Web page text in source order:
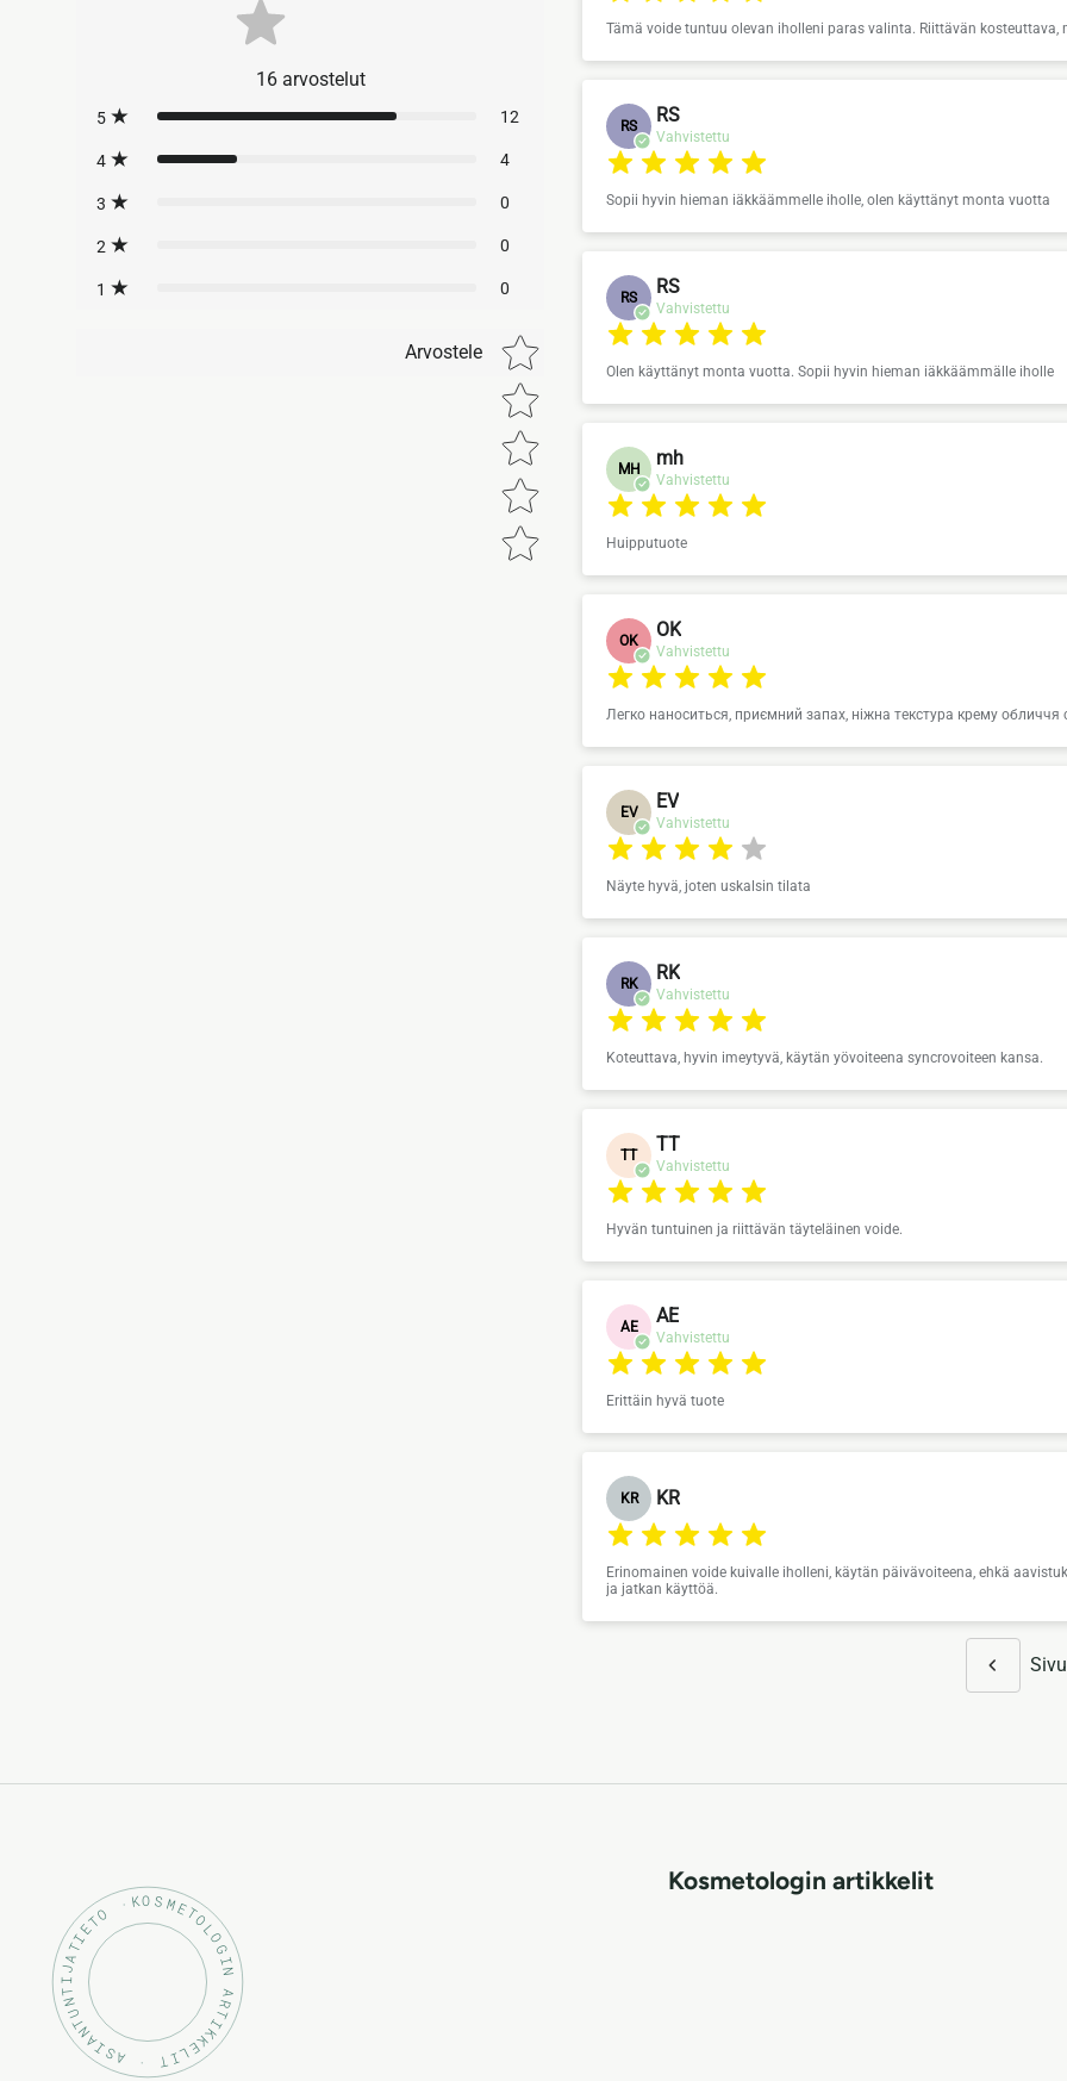
16 arvostelut
5 12
4 4
3 0
2 0
1 0
Arvostele Star rating
Tämä voide tuntuu olevan iholleni paras valinta. Riittävän kosteuttava,
RS RS
Vahvistettu
Sopii hyvin hieman iäkkäämmelle iholle, olen käyttänyt monta vuotta
RS RS
Vahvistettu
Olen käyttänyt monta vuotta. Sopii hyvin hieman iäkkäämmälle iholle
MH mh
Vahvistettu
Huipputuote
OK OK
Vahvistettu
Легко наноситься, приємний запах, ніжна текстура крему обличчя
EV EV
Vahvistettu
Näyte hyvä, joten uskalsin tilata
RK RK
Vahvistettu
Koteuttava, hyvin imeytyvä, käytän yövoiteena syncrovoiteen kansa.
TT TT
Vahvistettu
Hyvän tuntuinen ja riittävän täyteläinen voide.
AE AE
Vahvistettu
Erittäin hyvä tuote
KR KR
Erinomainen voide kuivalle iholleni, käytän päivävoiteena, ehkä
ja jatkan käyttöä.
Kosmetologin artikkelit
KOSMETOLOGIN ARTIKKELIT · ASIANTUNTIJATIETO ·